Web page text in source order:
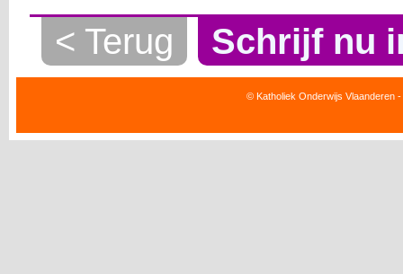
< Terug Schrijf nu
© Katholiek Onderwijs Vlaanderen